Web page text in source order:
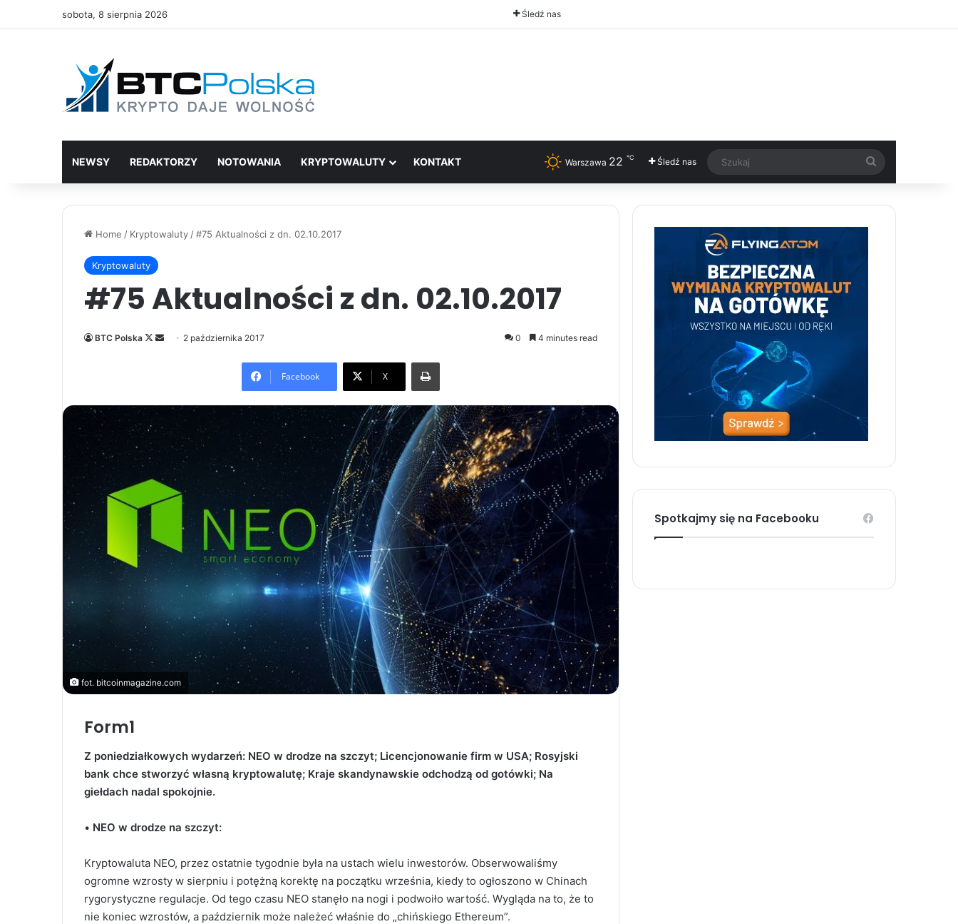
sobota, 8 sierpnia 2026 Śledź nas
NEWSY REDAKTORZY NOTOWANIA KRYPTOWALUTY KONTAKT Warszawa 22 ℃ Śledź nas
Home / Kryptowaluty /#75 Aktualności z dn. 02.10.2017
Kryptowaluty
#75 Aktualności z dn. 02.10.2017
BTC Polska
Follow
Send 2 października 2017 0 4 minutes read
Facebook X
Print
fot. bitcoinmagazine.com
Form1
Z poniedziałkowych wydarzeń: NEO w drodze na szczyt; Licencjonowanie firm w USA; Rosyjski
bank chce stworzyć własną kryptowalutę; Kraje skandynawskie odchodzą od gotówki; Na
giełdach nadal spokojnie.
• NEO w drodze na szczyt:
Kryptowaluta NEO, przez ostatnie tygodnie była na ustach wielu inwestorów. Obserwowaliśmy
ogromne wzrosty w sierpniu i potężną korektę na początku września, kiedy to ogłoszono w Chinach
rygorystyczne regulacje. Od tego czasu NEO stanęło na nogi i podwoiło wartość. Wygląda na to, że to
nie koniec wzrostów, a październik może należeć właśnie do „chińskiego Ethereum”.
Spotkajmy się na Facebooku